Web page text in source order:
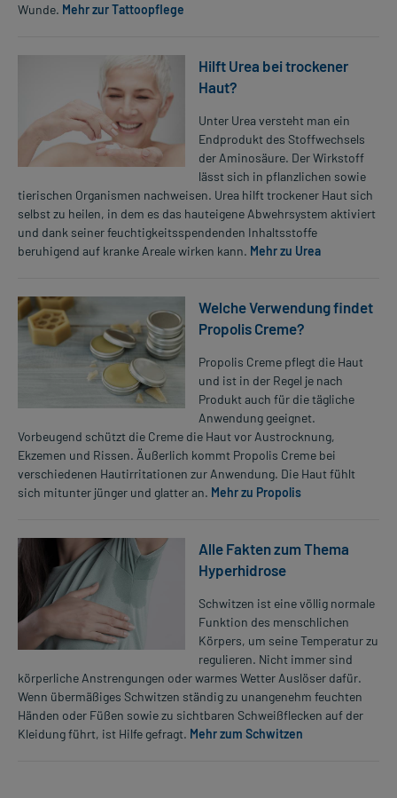
Wunde. Mehr zur Tattoopflege
Hilft Urea bei trockener
Haut?
Unter Urea versteht man ein
Endprodukt des Stoffwechsels
der Aminosäure. Der Wirkstoff
lässt sich in pflanzlichen sowie
tierischen Organismen nachweisen. Urea hilft trockener Haut sich
selbst zu heilen, in dem es das hauteigene Abwehrsystem aktiviert
und dank seiner feuchtigkeitsspendenden Inhaltsstoffe
beruhigend auf kranke Areale wirken kann. Mehr zu Urea
Welche Verwendung findet
Propolis Creme?
Propolis Creme pflegt die Haut
und ist in der Regel je nach
Produkt auch für die tägliche
Anwendung geeignet.
Vorbeugend schützt die Creme die Haut vor Austrocknung,
Ekzemen und Rissen. Äußerlich kommt Propolis Creme bei
verschiedenen Hautirritationen zur Anwendung. Die Haut fühlt
sich mitunter jünger und glatter an. Mehr zu Propolis
Alle Fakten zum Thema
Hyperhidrose
Schwitzen ist eine völlig normale
Funktion des menschlichen
Körpers, um seine Temperatur zu
regulieren. Nicht immer sind
körperliche Anstrengungen oder warmes Wetter Auslöser dafür.
Wenn übermäßiges Schwitzen ständig zu unangenehm feuchten
Händen oder Füßen sowie zu sichtbaren Schweißflecken auf der
Kleidung führt, ist Hilfe gefragt. Mehr zum Schwitzen